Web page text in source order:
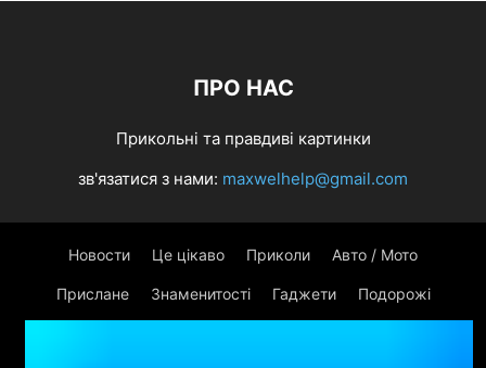
ПРО НАС
Прикольні та правдиві картинки
зв'язатися з нами: maxwelhelp@gmail.com
Новости Це цікаво Приколи Авто / Мото
Прислане Знаменитості Гаджети Подорожі